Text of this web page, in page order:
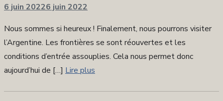
Publié
6 juin 20226 juin 2022
Nous sommes si heureux ! Finalement, nous pourrons visiter
l’Argentine. Les frontières se sont réouvertes et les
conditions d’entrée assouplies. Cela nous permet donc
aujourd’hui de […] Lire plus